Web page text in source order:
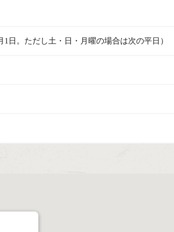
日。ただし土・日・月曜の場合は次の平日）